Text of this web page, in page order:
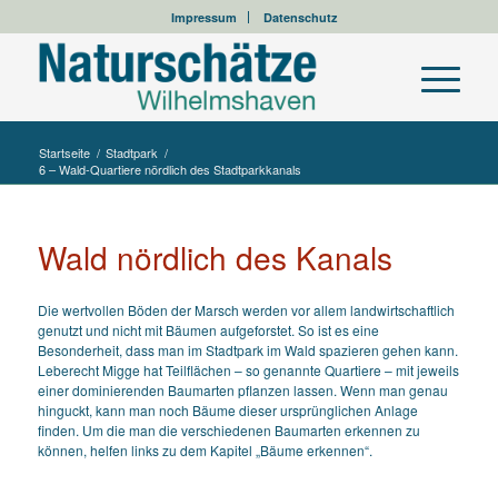
Impressum Datenschutz
Startseite / Stadtpark /
6 – Wald-Quartiere nördlich des Stadtparkkanals
Wald nördlich des Kanals
Die wertvollen Böden der Marsch werden vor allem landwirtschaftlich
genutzt und nicht mit Bäumen aufgeforstet. So ist es eine
Besonderheit, dass man im Stadtpark im Wald spazieren gehen kann.
Leberecht Migge hat Teilflächen – so genannte Quartiere – mit jeweils
einer dominierenden Baumarten pflanzen lassen. Wenn man genau
hinguckt, kann man noch Bäume dieser ursprünglichen Anlage
finden. Um die man die verschiedenen Baumarten erkennen zu
können, helfen links zu dem Kapitel „Bäume erkennen“.